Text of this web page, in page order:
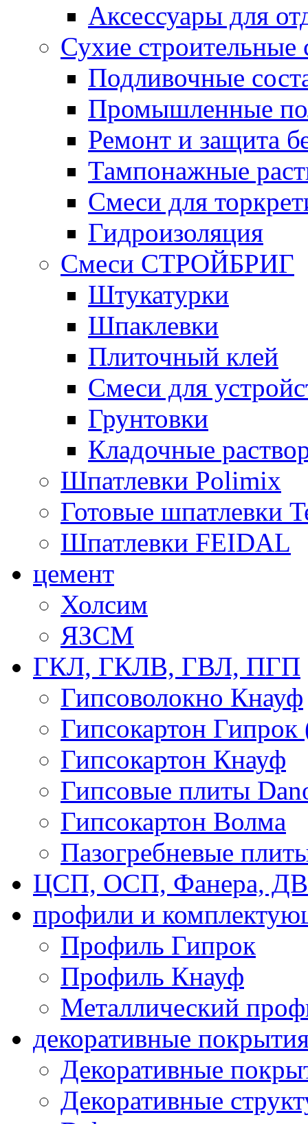
Аксессуары для
Сухие строительные
Подливочные
Промышленные
Ремонт и защита
Тампонажные
Смеси для
Гидроизоляция
Смеси СТРОЙБРИГ
Штукатурки
Шпаклевки
Плиточный клей
Смеси для
Грунтовки
Кладочные
Шпатлевки Polimix
Готовые шпатлевки
Шпатлевки FEIDAL
цемент
Холсим
ЯЗCМ
ГКЛ, ГКЛВ, ГВЛ, ПГП
Гипсоволокно Кнауф
Гипсокартон Гипрок
Гипсокартон Кнауф
Гипсовые плиты
Гипсокартон Волма
Пазогребневые
ЦСП, ОСП, Фанера,
профили и
Профиль Гипрок
Профиль Кнауф
Металлический
декоративные
Декоративные
Декоративные